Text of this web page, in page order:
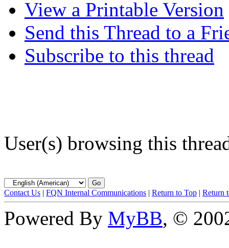
View a Printable Version
Send this Thread to a
Subscribe to this thread
User(s) browsing this
Contact Us | FQN Internal Communications | Return to Top | Return
Powered By MyBB, ©